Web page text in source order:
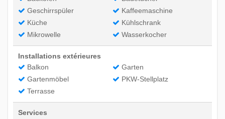
Geschirrspüler
Kaffeemaschine
Küche
Kühlschrank
Mikrowelle
Wasserkocher
Installations extérieures
Balkon
Garten
Gartenmöbel
PKW-Stellplatz
Terrasse
Services